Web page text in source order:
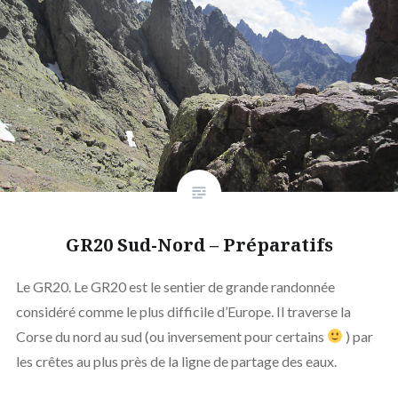
GR20 Sud-Nord – Préparatifs
Le GR20. Le GR20 est le sentier de grande randonnée
considéré comme le plus difficile d’Europe. Il traverse la
Corse du nord au sud (ou inversement pour certains
) par
les crêtes au plus près de la ligne de partage des eaux.